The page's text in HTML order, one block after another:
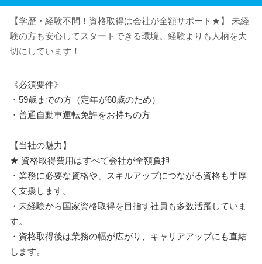
【学歴・経験不問！資格取得は会社が全額サポート★】 未経
験の方も安心してスタートできる環境。経験よりも人柄を大
切にしています！
《必須要件》
・59歳までの方（定年が60歳のため）
・普通自動車運転免許をお持ちの方
【当社の魅力】
★ 資格取得費用はすべて会社が全額負担
・業務に必要な資格や、スキルアップにつながる資格も手厚
く支援します。
・未経験から国家資格取得を目指す社員も多数活躍していま
す。
・資格取得後は業務の幅が広がり、キャリアアップにも直結
します。